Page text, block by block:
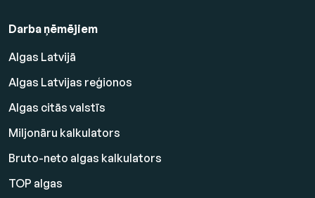
Darba ņēmējiem
Algas Latvijā
Algas Latvijas reģionos
Algas citās valstīs
Miljonāru kalkulators
Bruto-neto algas kalkulators
TOP algas